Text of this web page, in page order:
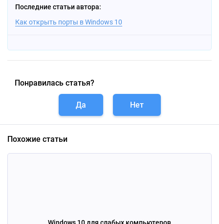
Последние статьи автора:
Как открыть порты в Windows 10
Понравилась статья?
Да Нет
Похожие статьи
Windows 10 для слабых компьютеров